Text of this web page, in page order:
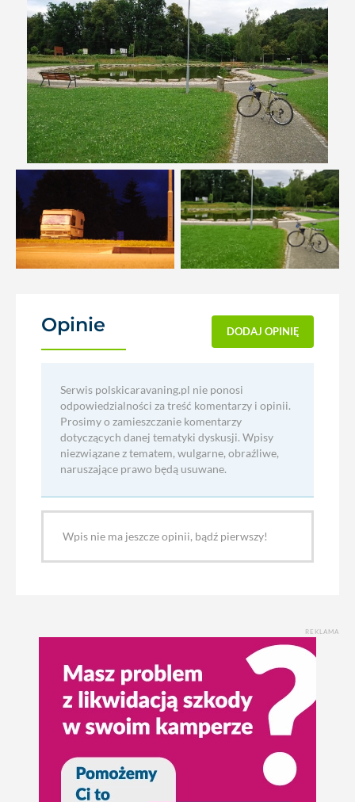
Opinie DODAJ OPINIĘ
Serwis polskicaravaning.pl nie ponosi
odpowiedzialności za treść komentarzy i opinii.
Prosimy o zamieszczanie komentarzy
dotyczących danej tematyki dyskusji. Wpisy
niezwiązane z tematem, wulgarne, obraźliwe,
naruszające prawo będą usuwane.
Wpis nie ma jeszcze opinii, bądź pierwszy!
REKLAMA